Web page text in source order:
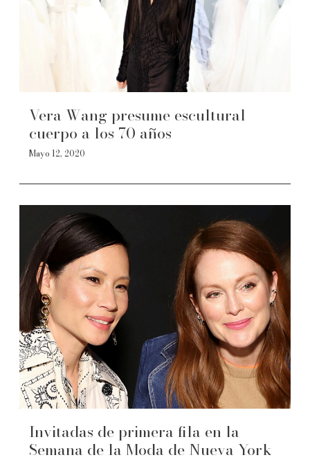
Vera Wang presume escultural
cuerpo a los 70 años
Mayo 12, 2020
Invitadas de primera fila en la
Semana de la Moda de Nueva York